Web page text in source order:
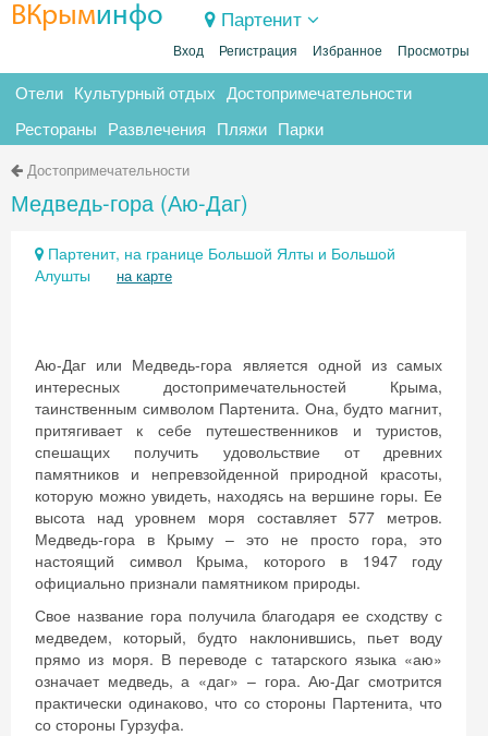
ВКрыминфо Партенит
Вход Регистрация Избранное Просмотры
Отели Культурный отдых Достопримечательности
Рестораны Развлечения Пляжи Парки
Достопримечательности
Медведь-гора (Аю-Даг)
Партенит, на границе Большой Ялты и Большой
Алушты
на карте
Аю-Даг или Медведь-гора является одной из самых
интересных достопримечательностей Крыма,
таинственным символом Партенита. Она, будто магнит,
притягивает к себе путешественников и туристов,
спешащих получить удовольствие от древних
памятников и непревзойденной природной красоты,
которую можно увидеть, находясь на вершине горы. Ее
высота над уровнем моря составляет 577 метров.
Медведь-гора в Крыму – это не просто гора, это
настоящий символ Крыма, которого в 1947 году
официально признали памятником природы.
Свое название гора получила благодаря ее сходству с
медведем, который, будто наклонившись, пьет воду
прямо из моря. В переводе с татарского языка «аю»
означает медведь, а «даг» – гора. Аю-Даг смотрится
практически одинаково, что со стороны Партенита, что
со стороны Гурзуфа.